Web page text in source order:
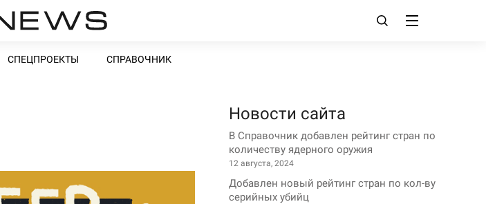
СПЕЦПРОЕКТЫ СПРАВОЧНИК
Новости сайта
В Справочник добавлен рейтинг стран по
количеству ядерного оружия
12 августа, 2024
Добавлен новый рейтинг стран по кол-ву
серийных убийц